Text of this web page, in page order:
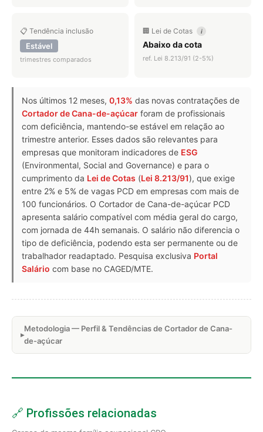
📋 Tendência inclusão
Estável
trimestres comparados
🏢 Lei de Cotas i
Abaixo da cota
ref. Lei 8.213/91 (2-5%)
Nos últimos 12 meses, 0,13% das novas contratações de
Cortador de Cana-de-açúcar foram de profissionais
com deficiência, mantendo-se estável em relação ao
trimestre anterior. Esses dados são relevantes para
empresas que monitoram indicadores de ESG
(Environmental, Social and Governance) e para o
cumprimento da Lei de Cotas (Lei 8.213/91), que exige
entre 2% e 5% de vagas PCD em empresas com mais de
100 funcionários. O Cortador de Cana-de-açúcar PCD
apresenta salário compatível com média geral do cargo,
com jornada de 44h semanais. O salário não diferencia o
tipo de deficiência, podendo esta ser permanente ou de
trabalhador readaptado. Pesquisa exclusiva Portal
Salário com base no CAGED/MTE.
Metodologia — Perfil & Tendências de Cortador de Cana-
de-açúcar
🔗 Profissões relacionadas